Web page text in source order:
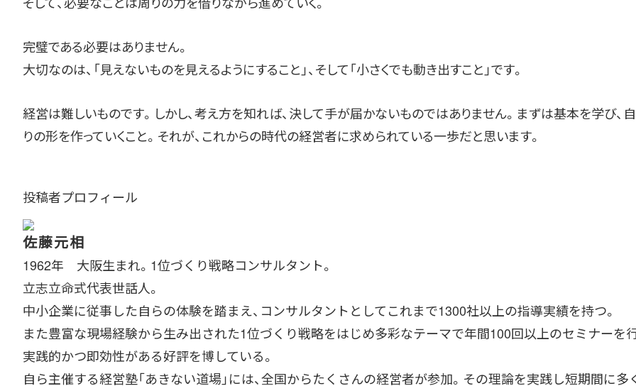
完璧である必要はありません。
大切なのは、「見えないものを見えるようにすること」、そして「小さくでも動き出すこと」です。
経営は難しいものです。しかし、考え方を知れば、決して手が届かないものではありません。まずは基本を学び、
りの形を作っていくこと。それが、これからの時代の経営者に求められている一歩だと思います。
投稿者プロフィール
佐藤元相
1962年 大阪生まれ。1位づくり戦略コンサルタント。
立志立命式代表世話人。
中小企業に従事した自らの体験を踏まえ、コンサルタントとしてこれまで1300社以上の指導実績を持つ。
また豊富な現場経験から生み出された1位づくり戦略をはじめ多彩なテーマで年間100回以上のセミナーを
実践的かつ即効性がある好評を博している。
自ら主催する経営塾「あきない道場」には、全国からたくさんの経営者が参加。その理論を実践し短期間に多